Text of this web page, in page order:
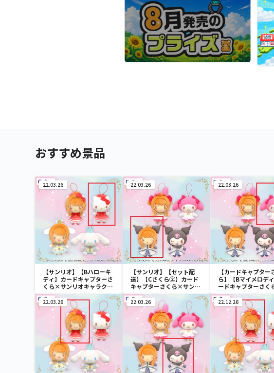
おすすめ景品
22.03.26
【サンリオ】【Bハローキ
ティ】カードキャプターさ
くら×サンリオキャラクタ
ーズ さくらといっしょ 衣
装ぬいぐるみ①
22.03.26
【サンリオ】【セット配
送】【Cさくら②】カード
キャプターさくら×サンリ
オキャラクターズ さくらと
いっしょ 衣装ぬいぐるみ②
22.03.26
【カードキャプター
ら】【Bマイメロデ
ードキャプターさく
ンリオキャラクター
らといっしょ 衣装ぬ
み②
22.03.26 22.03.26 22.12.26